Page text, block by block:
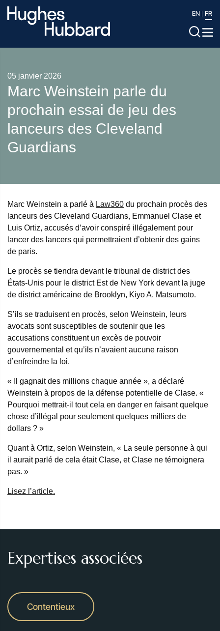
EN FR
05 janvier 2026
Marc Weinstein parle du
prochain essai de jeu des
lanceurs des Cleveland
Guardians
Marc Weinstein a parlé à Law360 du prochain procès des
lanceurs des Cleveland Guardians, Emmanuel Clase et
Luis Ortiz, accusés d’avoir conspiré illégalement pour
lancer des lancers qui permettraient d’obtenir des gains
de paris.
Le procès se tiendra devant le tribunal de district des
États-Unis pour le district Est de New York devant la juge
de district américaine de Brooklyn, Kiyo A. Matsumoto.
S’ils se traduisent en procès, selon Weinstein, leurs
avocats sont susceptibles de soutenir que les
accusations constituent un excès de pouvoir
gouvernemental et qu’ils n’avaient aucune raison
d’enfreindre la loi.
« Il gagnait des millions chaque année », a déclaré
Weinstein à propos de la défense potentielle de Clase. «
Pourquoi mettrait-il tout cela en danger en faisant quelque
chose d’illégal pour seulement quelques milliers de
dollars ? »
Quant à Ortiz, selon Weinstein, « La seule personne à qui
il aurait parlé de cela était Clase, et Clase ne témoignera
pas. »
Lisez l’article.
Expertises associées
Contentieux